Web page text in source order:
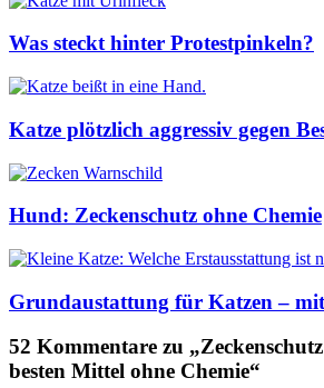
Was steckt hinter Protestpinkeln?
Katze plötzlich aggressiv gegen
Hund: Zeckenschutz ohne Chemie
Grundaustattung für Katzen –
52 Kommentare zu
besten Mittel ohne Chemie“